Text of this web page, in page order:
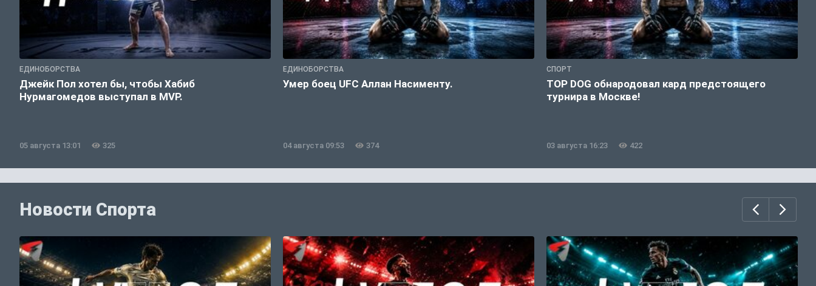
ЕДИНОБОРСТВА
Джейк Пол хотел бы, чтобы Хабиб
Нурмагомедов выступал в MVP.
05 августа 13:01 325
ЕДИНОБОРСТВА
Умер боец UFC Аллан Насименту.
04 августа 09:53 374
СПОРТ
TOP DOG обнародовал кард предстоящего
турнира в Москве!
03 августа 16:23 422
Новости Спорта